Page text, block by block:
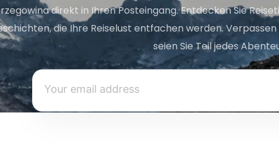
direkt in Ihren Posteingang. Entdecken Sie
die Ihre Reiselust entfachen werden.
seien Sie Teil jedes